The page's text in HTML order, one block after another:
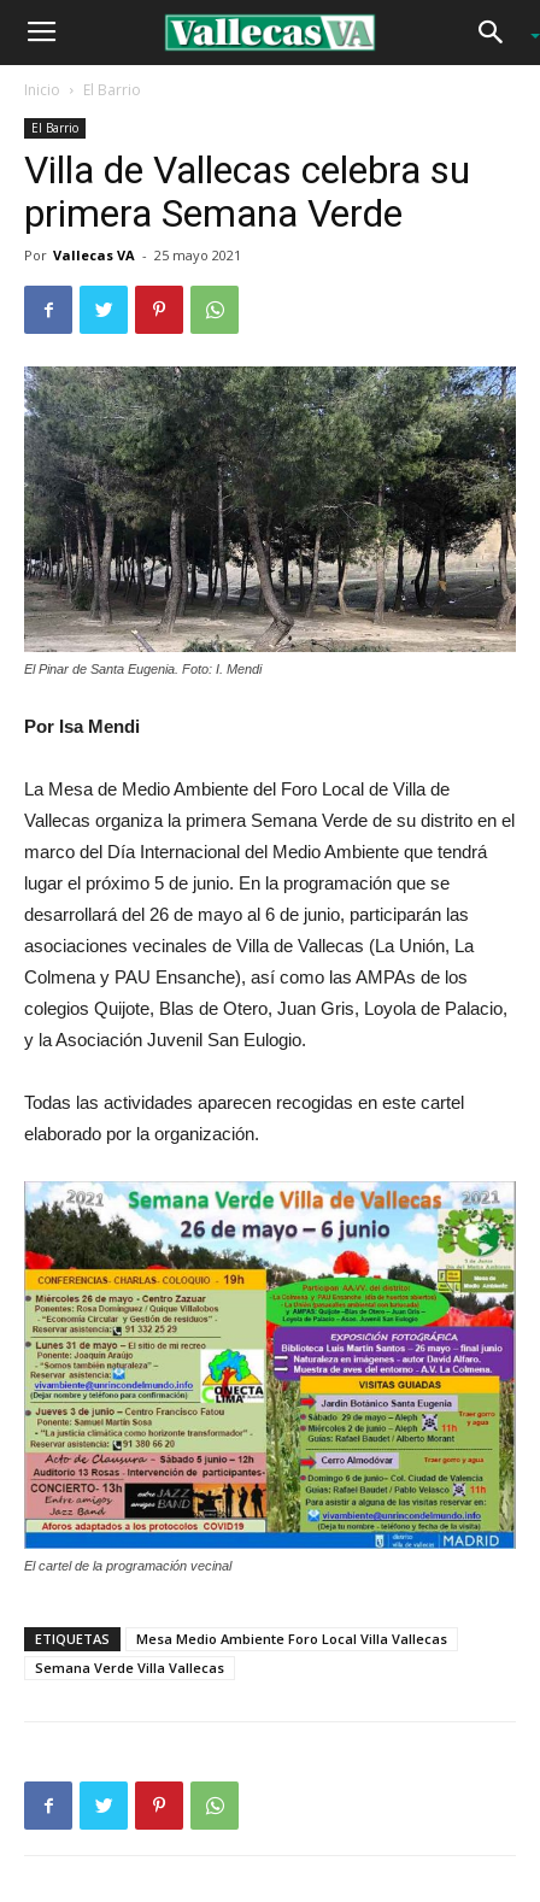
Inicio El Barrio
El Barrio
Villa de Vallecas celebra su
primera Semana Verde
Por Vallecas VA - 25 mayo 2021
El Pinar de Santa Eugenia. Foto: I. Mendi
Por Isa Mendi
La Mesa de Medio Ambiente del Foro Local de Villa de
Vallecas organiza la primera Semana Verde de su distrito en el
marco del Día Internacional del Medio Ambiente que tendrá
lugar el próximo 5 de junio. En la programación que se
desarrollará del 26 de mayo al 6 de junio, participarán las
asociaciones vecinales de Villa de Vallecas (La Unión, La
Colmena y PAU Ensanche), así como las AMPAs de los
colegios Quijote, Blas de Otero, Juan Gris, Loyola de Palacio,
y la Asociación Juvenil San Eulogio.
Todas las actividades aparecen recogidas en este cartel
elaborado por la organización.
El cartel de la programación vecinal
ETIQUETAS
Mesa Medio Ambiente Foro Local Villa Vallecas
Semana Verde Villa Vallecas